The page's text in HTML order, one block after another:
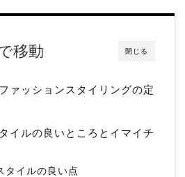
閉じる
移動
ァッションスタイリングの定
イルの良いところとイマイチ
タイルの良い点